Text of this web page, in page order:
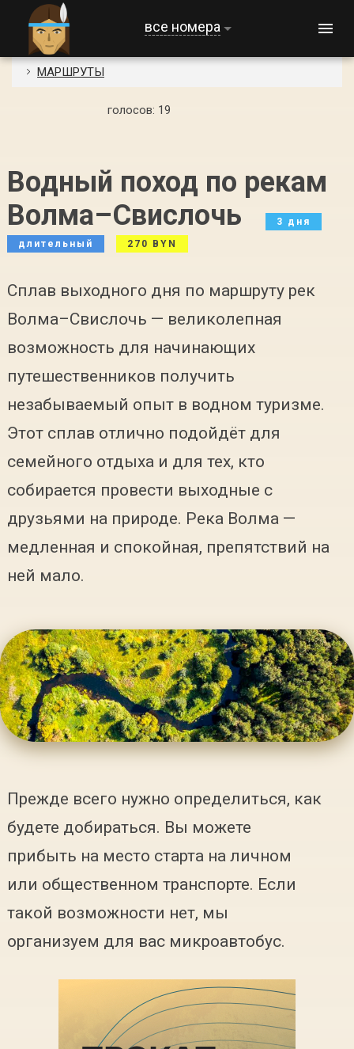
все номера
МАРШРУТЫ
голосов: 19
Водный поход по рекам
Волма–Свислочь
3 дня
длительный
270 BYN
Сплав выходного дня по маршруту рек
Волма–Свислочь — великолепная
возможность для начинающих
путешественников получить
незабываемый опыт в водном туризме.
Этот сплав отлично подойдёт для
семейного отдыха и для тех, кто
собирается провести выходные с
друзьями на природе. Река Волма —
медленная и спокойная, препятствий на
ней мало.
Прежде всего нужно определиться, как
будете добираться. Вы можете
прибыть на место старта на личном
или общественном транспорте. Если
такой возможности нет, мы
организуем для вас микроавтобус.